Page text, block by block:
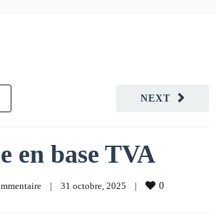
NEXT
en base TVA
| 31 octobre, 2025 | 0